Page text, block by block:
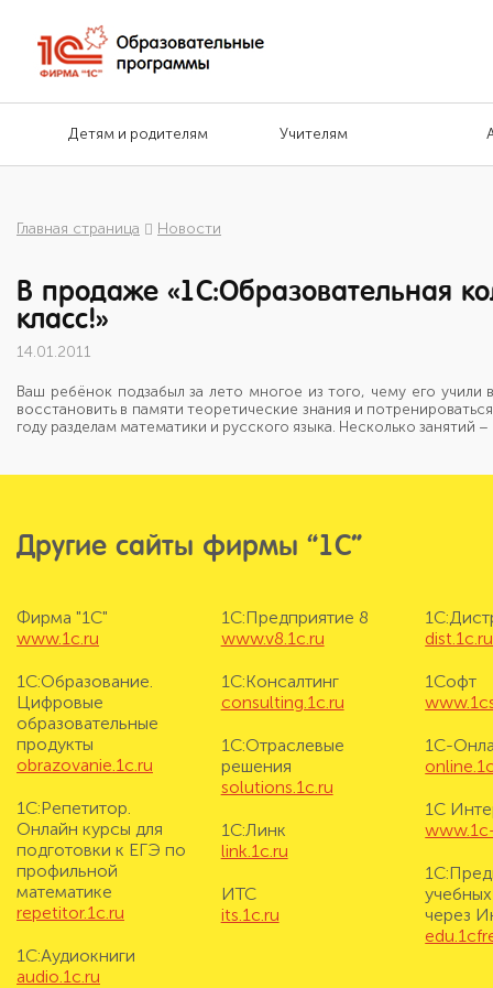
Детям и родителям Учителям
Главная страница Новости
В продаже «1С:Образовательная
класс!»
14.01.2011
Ваш ребёнок подзабыл за лето многое из того, чему его
восстановить в памяти теоретические знания и
году разделам математики и русского языка. Несколько
Другие сайты фирмы “1С”
Фирма "1С"
www.1c.ru
1С:Образование.
Цифровые
образовательные
продукты
obrazovanie.1c.ru
1С:Репетитор.
Онлайн курсы для
подготовки к ЕГЭ по
профильной
математике
repetitor.1c.ru
1С:Аудиокниги
audio.1c.ru
1С:Предприятие 8
www.v8.1c.ru
1С:Консалтинг
consulting.1c.ru
1С:Отраслевые
решения
solutions.1c.ru
1С:Линк
link.1c.ru
ИТС
its.1c.ru
dist.1c.ru
1Софт
1С-
1С
через